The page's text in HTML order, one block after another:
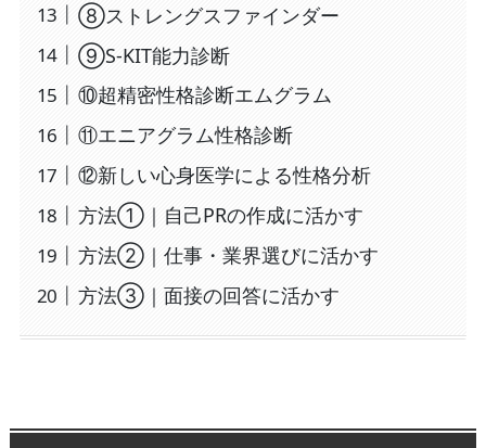
⑧ストレングスファインダー
⑨S‐KIT能力診断
⑩超精密性格診断エムグラム
⑪エニアグラム性格診断
⑫新しい心身医学による性格分析
方法①｜自己PRの作成に活かす
方法②｜仕事・業界選びに活かす
方法③｜面接の回答に活かす